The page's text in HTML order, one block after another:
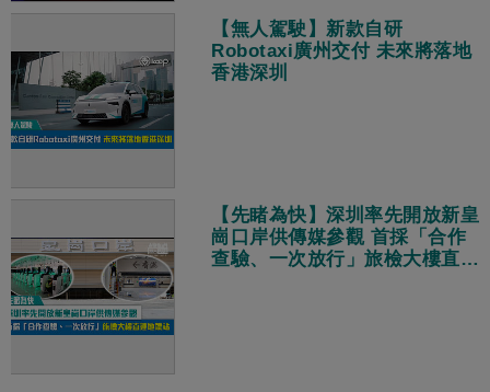
【無人駕駛】新款自研
Robotaxi廣州交付 未來將落地
香港深圳
【先睹為快】深圳率先開放新皇
崗口岸供傳媒參觀 首採「合作
查驗、一次放行」旅檢大樓直連